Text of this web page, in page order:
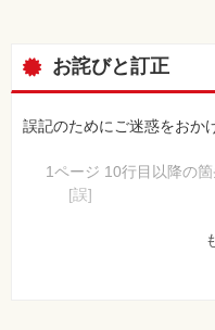
……
第15章 画像の分類―ディ
ク
畳み込みニューラルネット
畳み込みニューラルネット
第16章 系列データのモデ
お詫びと訂正
誤記のためにご迷惑をおか
1ページ 10行目以降の箇
[誤]
●3種類の学習と基本
●機械学習システム